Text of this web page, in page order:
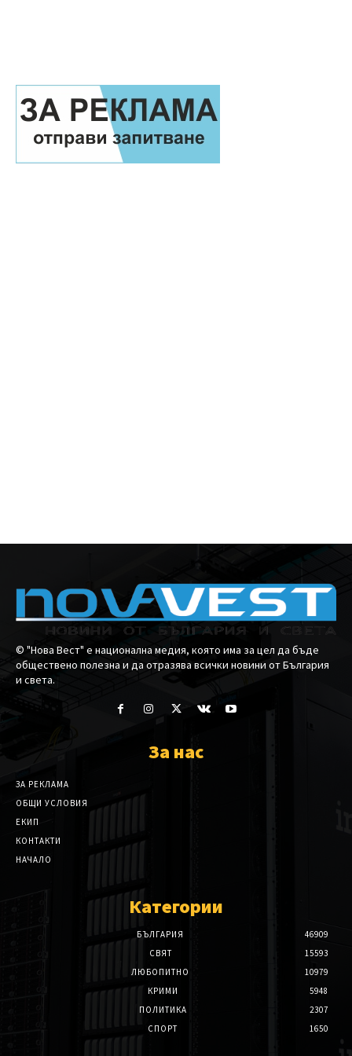
© "Нова Вест" е национална медия, която има за цел да бъде
обществено полезна и да отразява всички новини от България
и света.
За нас
ЗА РЕКЛАМА
ОБЩИ УСЛОВИЯ
ЕКИП
КОНТАКТИ
НАЧАЛО
Категории
БЪЛГАРИЯ
46909
СВЯТ
15593
ЛЮБОПИТНО
10979
КРИМИ
5948
ПОЛИТИКА
2307
СПОРТ
1650